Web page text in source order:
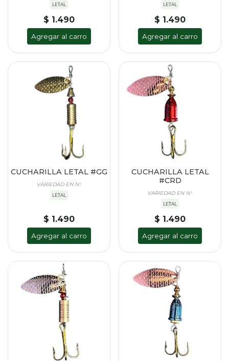
LETAL
$ 1.490
Agregar al carro
LETAL
$ 1.490
Agregar al carro
CUCHARILLA LETAL #GG
VARIEDAD EN N°
LETAL
$ 1.490
Agregar al carro
CUCHARILLA LETAL
#CRD
VARIEDAD EN N°
LETAL
$ 1.490
Agregar al carro